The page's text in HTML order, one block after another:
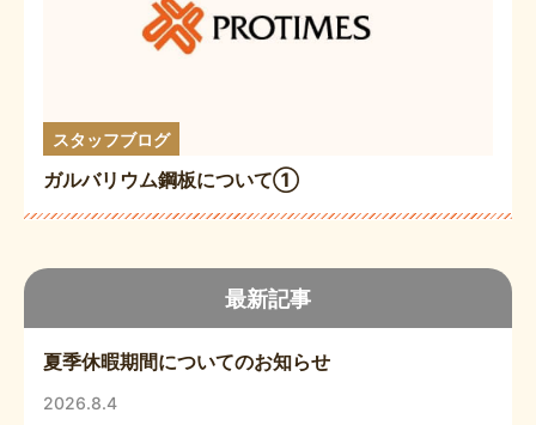
最新記事
夏季休暇期間についてのお知らせ
2026.8.4
スタッフブログ
ガルバリウム鋼板について①